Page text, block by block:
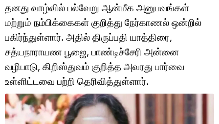
லைஃப்ஸ்டைல்
வணிகம்
டெக்னாலஜி
ஆன்மீகம்
வைரல்
தனது வாழ்வில் பல்வேறு ஆன்மீக அனுபவங்கள்
மற்றும் நம்பிக்கைகள் குறித்து நேர்காணல் ஒன்றில்
பகிர்ந்துள்ளார். அதில் திருப்பதி யாத்திரை,
சத்யநாராயண பூஜை, பாண்டிச்சேரி அன்னை
வழிபாடு, கிறிஸ்துவம் குறித்த அவரது பார்வை
உள்ளிட்டவை பற்றி தெரிவித்துள்ளார்.